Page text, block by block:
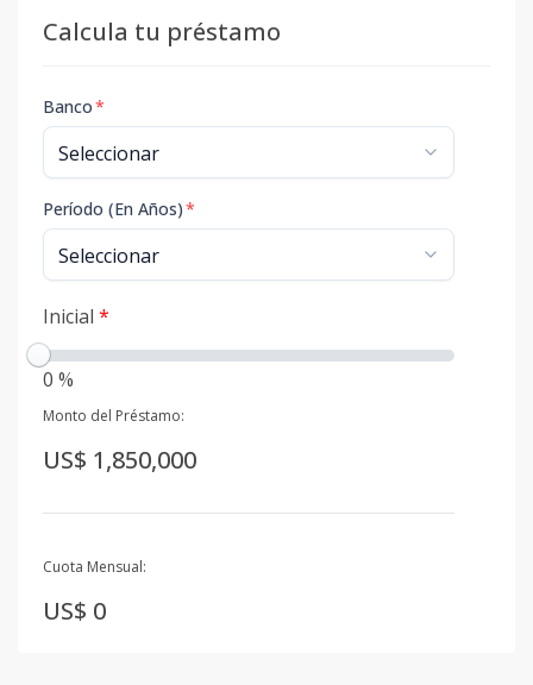
Calcula tu préstamo
Banco*
Período (En Años)*
Inicial *
0 %
Monto del Préstamo:
US$ 1,850,000
Cuota Mensual:
US$ 0